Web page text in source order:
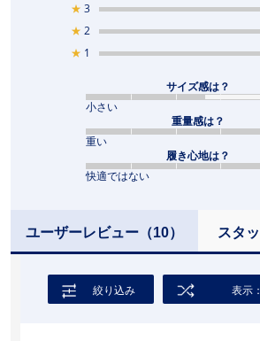
★ 3
★ 2
★ 1
サイズ感は？
小さい
重量感は？
重い
履き心地は？
快適ではない
ユーザーレビュー（10） スタ
絞り込み 表示